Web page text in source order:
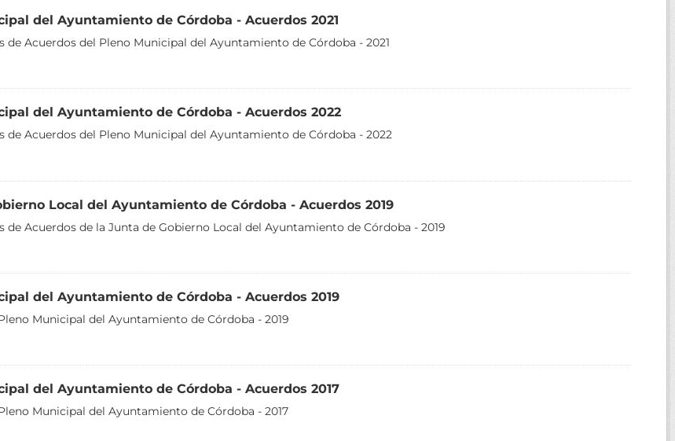
del Ayuntamiento de Córdoba - Acuerdos 2021
de Acuerdos del Pleno Municipal del Ayuntamiento de Córdoba - 2021
del Ayuntamiento de Córdoba - Acuerdos 2022
de Acuerdos del Pleno Municipal del Ayuntamiento de Córdoba - 2022
Local del Ayuntamiento de Córdoba - Acuerdos 2019
de Acuerdos de la Junta de Gobierno Local del Ayuntamiento de Córdoba - 2019
del Ayuntamiento de Córdoba - Acuerdos 2019
Municipal del Ayuntamiento de Córdoba - 2019
del Ayuntamiento de Córdoba - Acuerdos 2017
Municipal del Ayuntamiento de Córdoba - 2017